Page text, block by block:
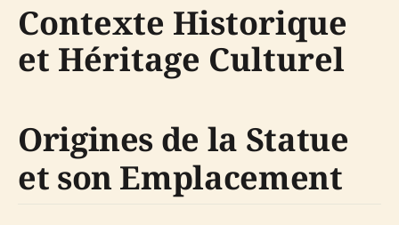
Contexte Historique
et Héritage Culturel
Origines de la Statue
et son Emplacement